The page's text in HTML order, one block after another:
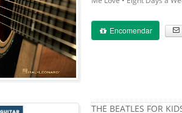
Encomendar
THE BEATLES FOR